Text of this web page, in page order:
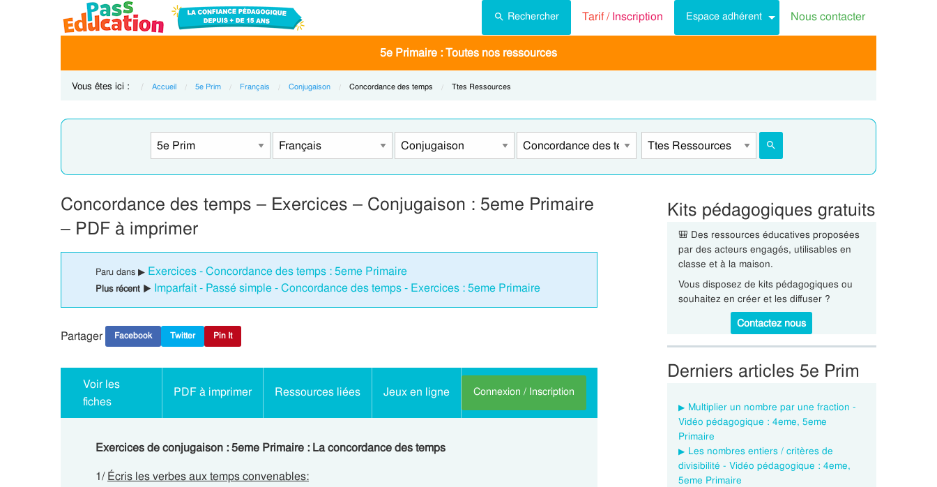
Rechercher Tarif /Inscription Espace adhérent Nous contacter
5e Primaire : Toutes nos ressources
Vous êtes ici : Accueil 5e Prim Français Conjugaison Current:
Concordance des temps Current:
Ttes Ressources
Concordance des temps – Exercices – Conjugaison : 5eme Primaire
– PDF à imprimer
Paru dans ▶ Exercices - Concordance des temps : 5eme Primaire
Plus récent ▶ Imparfait - Passé simple - Concordance des temps - Exercices : 5eme Primaire
Partager Facebook Twitter Pin It
Voir les
fiches
PDF à imprimer Ressources liées Jeux en ligne Connexion / Inscription
Exercices de conjugaison : 5eme Primaire : La concordance des temps
1/Écris les verbes aux temps convenables:
Kits pédagogiques gratuits
🎒 Des ressources éducatives proposées
par des acteurs engagés, utilisables en
classe et à la maison.
Vous disposez de kits pédagogiques ou
souhaitez en créer et les diffuser ?
Contactez nous
Derniers articles 5e Prim
Multiplier un nombre par une fraction -
Vidéo pédagogique : 4eme, 5eme
Primaire
Les nombres entiers / critères de
divisibilité - Vidéo pédagogique : 4eme,
5eme Primaire